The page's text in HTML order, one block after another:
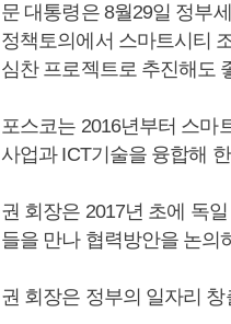
문 대통령은 8월29일 정부
정책토의에서 스마트시티
심찬 프로젝트로 추진해도
포스코는 2016년부터 스마
사업과 ICT기술을 융합해
권 회장은 2017년 초에 독
들을 만나 협력방안을 논의
권 회장은 정부의 일자리